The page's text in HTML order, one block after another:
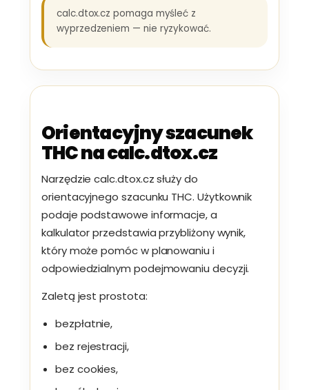
calc.dtox.cz pomaga myśleć z
wyprzedzeniem — nie ryzykować.
Orientacyjny szacunek
THC na calc.dtox.cz
Narzędzie calc.dtox.cz służy do
orientacyjnego szacunku THC. Użytkownik
podaje podstawowe informacje, a
kalkulator przedstawia przybliżony wynik,
który może pomóc w planowaniu i
odpowiedzialnym podejmowaniu decyzji.
Zaletą jest prostota:
bezpłatnie,
bez rejestracji,
bez cookies,